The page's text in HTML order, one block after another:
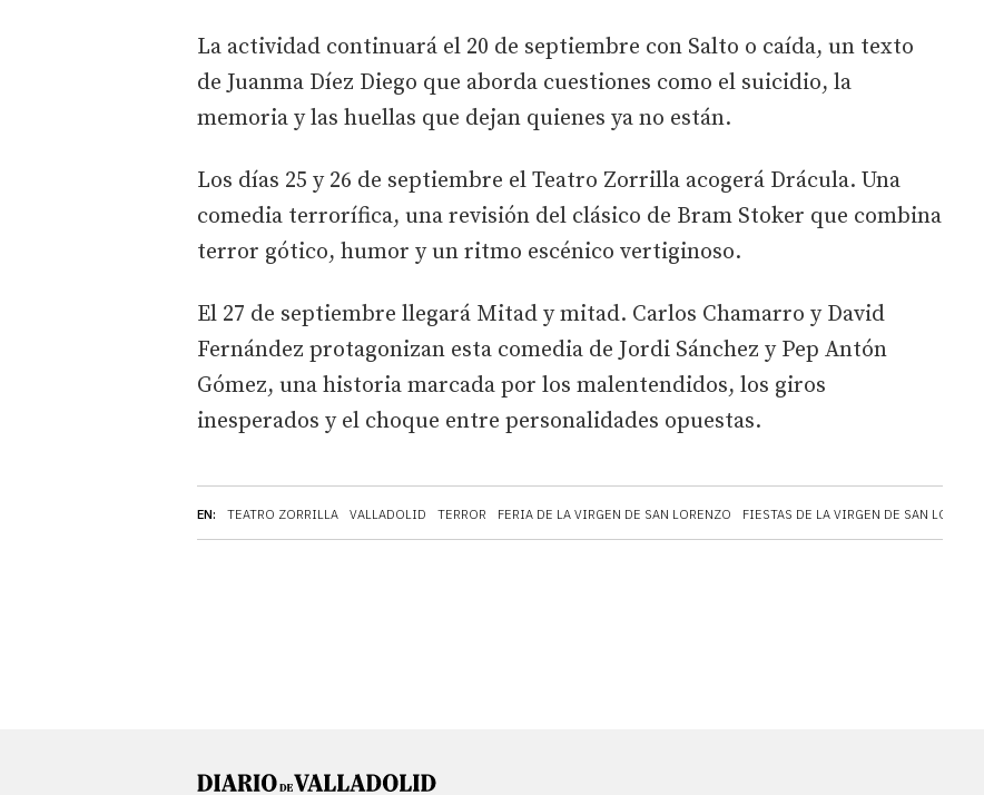
EN: TEATRO ZORRILLA VALLADOLID TERROR FERIA DE LA VIRGEN DE SAN LORENZO FIESTAS DE LA VIRGEN DE SAN LORENZO
La actividad continuará el 20 de septiembre con Salto o caída, un texto
de Juanma Díez Diego que aborda cuestiones como el suicidio, la
memoria y las huellas que dejan quienes ya no están.
Los días 25 y 26 de septiembre el Teatro Zorrilla acogerá Drácula. Una
comedia terrorífica, una revisión del clásico de Bram Stoker que combina
terror gótico, humor y un ritmo escénico vertiginoso.
El 27 de septiembre llegará Mitad y mitad. Carlos Chamarro y David
Fernández protagonizan esta comedia de Jordi Sánchez y Pep Antón
Gómez, una historia marcada por los malentendidos, los giros
inesperados y el choque entre personalidades opuestas.